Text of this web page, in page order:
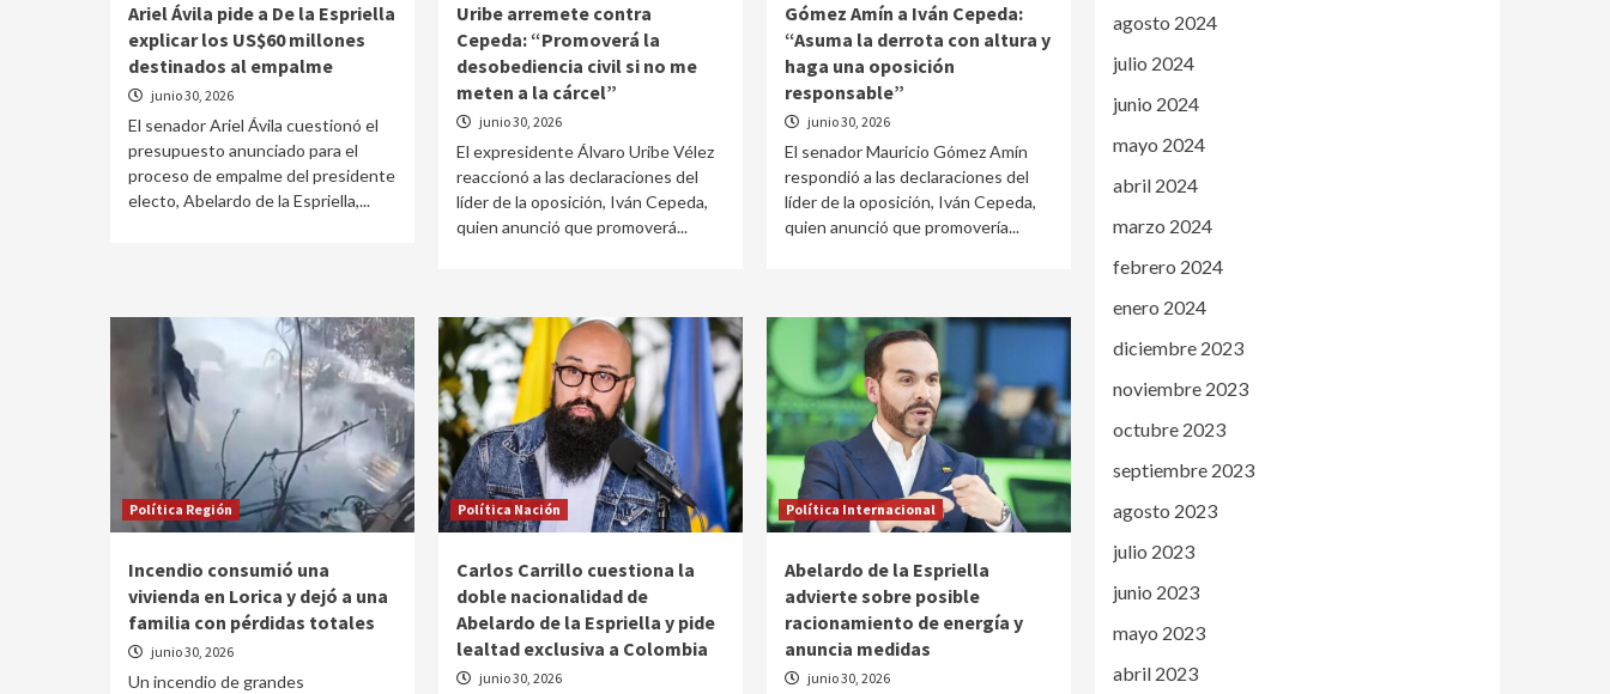
Ariel Ávila pide a De la Espriella
explicar los US$60 millones
destinados al empalme
junio 30, 2026
El senador Ariel Ávila cuestionó el
presupuesto anunciado para el
proceso de empalme del presidente
electo, Abelardo de la Espriella,...
Uribe arremete contra
Cepeda: “Promoverá la
desobediencia civil si no me
meten a la cárcel”
junio 30, 2026
El expresidente Álvaro Uribe Vélez
reaccionó a las declaraciones del
líder de la oposición, Iván Cepeda,
quien anunció que promoverá...
Gómez Amín a Iván Cepeda:
“Asuma la derrota con altura y
haga una oposición
responsable”
junio 30, 2026
El senador Mauricio Gómez Amín
respondió a las declaraciones del
líder de la oposición, Iván Cepeda,
quien anunció que promovería...
Política Región
Incendio consumió una
vivienda en Lorica y dejó a una
familia con pérdidas totales
junio 30, 2026
Un incendio de grandes
Política Nación
Carlos Carrillo cuestiona la
doble nacionalidad de
Abelardo de la Espriella y pide
lealtad exclusiva a Colombia
junio 30, 2026
Política Internacional
Abelardo de la Espriella
advierte sobre posible
racionamiento de energía y
anuncia medidas
junio 30, 2026
agosto 2024
julio 2024
junio 2024
mayo 2024
abril 2024
marzo 2024
febrero 2024
enero 2024
diciembre 2023
noviembre 2023
octubre 2023
septiembre 2023
agosto 2023
julio 2023
junio 2023
mayo 2023
abril 2023